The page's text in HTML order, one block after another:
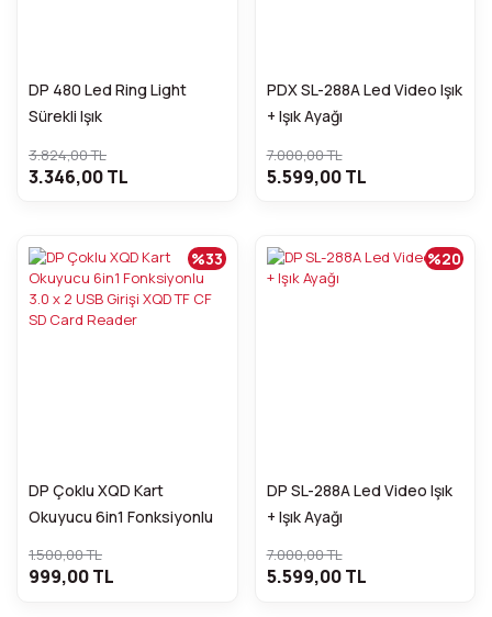
DP 480 Led Ring Light
Sürekli Işık
3.824,00 TL
3.346,00 TL
PDX SL-288A Led Video Işık
+ Işık Ayağı
7.000,00 TL
5.599,00 TL
DP Çoklu XQD Kart
Okuyucu 6in1 Fonksiyonlu
CF SD Card Reader
%33
1.500,00 TL
999,00 TL
DP SL-288A Led Video Işık
+ Işık Ayağı
%20
7.000,00 TL
5.599,00 TL